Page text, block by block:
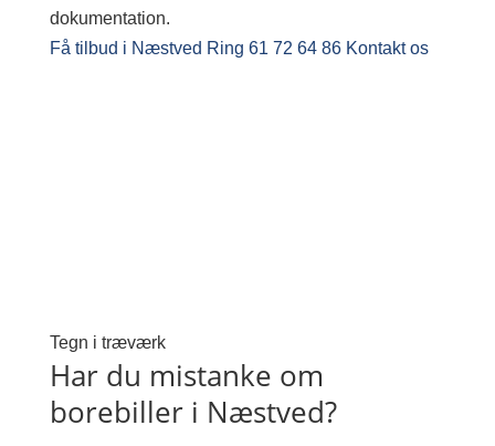
dokumentation.
Få tilbud i Næstved Ring 61 72 64 86 Kontakt os
Tegn i træværk
Har du mistanke om
borebiller i Næstved?